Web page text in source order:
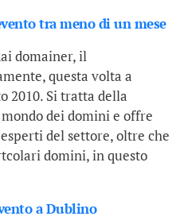
tra meno di un mese
domainer, il
questa volta a
2010. Si tratta della
dei domini e offre
del settore, oltre che
domini, in questo
a Dublino